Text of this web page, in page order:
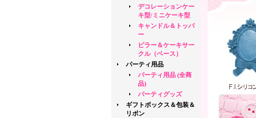
デコレーションケー
キ型/ミニケーキ型
キャンドル＆トッパ
ー
ピラー＆ケーキサー
クル（ベース）
パーティ用品
パーティ用品 (全商
品)
パーティグッズ
ギフトボックス＆包装＆
リボン